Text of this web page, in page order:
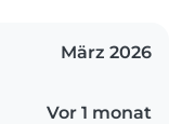
März 2026
Vor 1 monat